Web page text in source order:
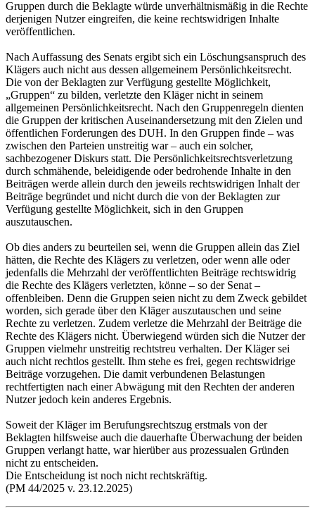
Gruppen durch die Beklagte würde unverhältnismäßig in die Rechte
derjenigen Nutzer eingreifen, die keine rechtswidrigen Inhalte
veröffentlichen.
Nach Auffassung des Senats ergibt sich ein Löschungsanspruch des
Klägers auch nicht aus dessen allgemeinem Persönlichkeitsrecht.
Die von der Beklagten zur Verfügung gestellte Möglichkeit,
„Gruppen“ zu bilden, verletzte den Kläger nicht in seinem
allgemeinen Persönlichkeitsrecht. Nach den Gruppenregeln dienten
die Gruppen der kritischen Auseinandersetzung mit den Zielen und
öffentlichen Forderungen des DUH. In den Gruppen finde – was
zwischen den Parteien unstreitig war – auch ein solcher,
sachbezogener Diskurs statt. Die Persönlichkeitsrechtsverletzung
durch schmähende, beleidigende oder bedrohende Inhalte in den
Beiträgen werde allein durch den jeweils rechtswidrigen Inhalt der
Beiträge begründet und nicht durch die von der Beklagten zur
Verfügung gestellte Möglichkeit, sich in den Gruppen
auszutauschen.
Ob dies anders zu beurteilen sei, wenn die Gruppen allein das Ziel
hätten, die Rechte des Klägers zu verletzen, oder wenn alle oder
jedenfalls die Mehrzahl der veröffentlichten Beiträge rechtswidrig
die Rechte des Klägers verletzten, könne – so der Senat –
offenbleiben. Denn die Gruppen seien nicht zu dem Zweck gebildet
worden, sich gerade über den Kläger auszutauschen und seine
Rechte zu verletzen. Zudem verletze die Mehrzahl der Beiträge die
Rechte des Klägers nicht. Überwiegend würden sich die Nutzer der
Gruppen vielmehr unstreitig rechtstreu verhalten. Der Kläger sei
auch nicht rechtlos gestellt. Ihm stehe es frei, gegen rechtswidrige
Beiträge vorzugehen. Die damit verbundenen Belastungen
rechtfertigten nach einer Abwägung mit den Rechten der anderen
Nutzer jedoch kein anderes Ergebnis.
Soweit der Kläger im Berufungsrechtszug erstmals von der
Beklagten hilfsweise auch die dauerhafte Überwachung der beiden
Gruppen verlangt hatte, war hierüber aus prozessualen Gründen
nicht zu entscheiden.
Die Entscheidung ist noch nicht rechtskräftig.
(PM 44/2025 v. 23.12.2025)